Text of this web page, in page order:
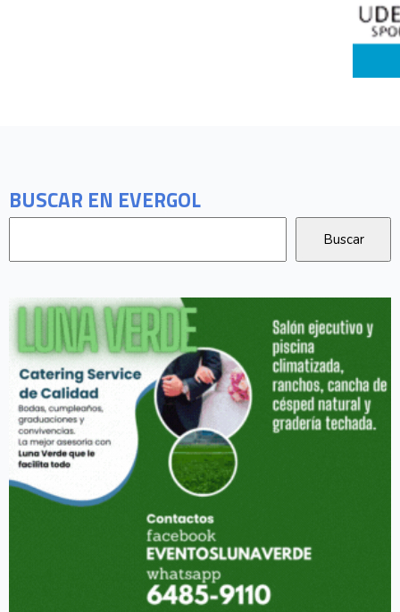
BUSCAR EN EVERGOL